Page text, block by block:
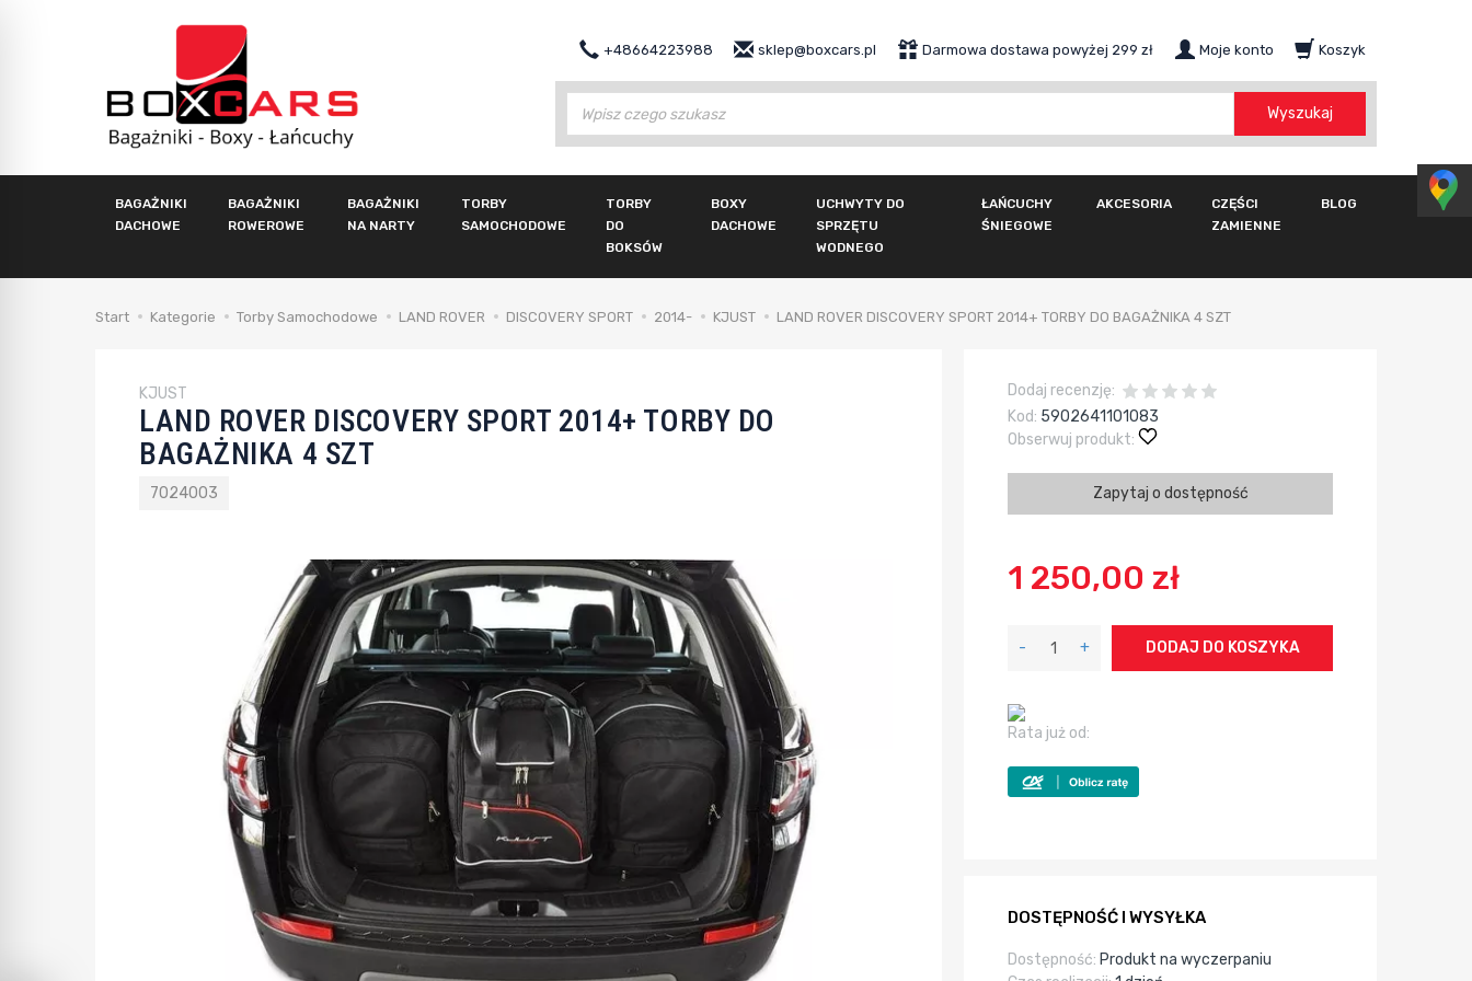
+48664223988 Darmowa dostawa powyżej 299 zł
sklep@boxcars.pl Moje konto Koszyk
Wyszukaj
BAGAŻNIKI
DACHOWE
BAGAŻNIKI
ROWEROWE
BAGAŻNIKI
NA NARTY
TORBY
SAMOCHODOWE
TORBY
DO
BOKSÓW
BOXY
DACHOWE
UCHWYTY DO
SPRZĘTU
WODNEGO
ŁAŃCUCHY
ŚNIEGOWE
AKCESORIA
CZĘŚCI
ZAMIENNE
BLOG
Start Kategorie Torby Samochodowe LAND ROVER DISCOVERY SPORT 2014- KJUST LAND ROVER DISCOVERY SPORT 2014+ TORBY DO BAGAŻNIKA 4 SZT
KJUST
LAND ROVER DISCOVERY SPORT 2014+ TORBY DO
BAGAŻNIKA 4 SZT
7024003
Dodaj recenzję:
Kod: 5902641101083
Obserwuj produkt:
Zapytaj o dostępność
1 250,00 zł
- + DODAJ DO KOSZYKA
Rata już od:
DOSTĘPNOŚĆ I WYSYŁKA
Dostępność: Produkt na wyczerpaniu